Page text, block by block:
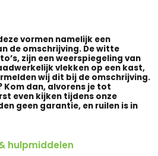
vormen namelijk een
de omschrijving. De witte
zijn een weerspiegeling van
vlekken op een kast,
wij dit bij de omschrijving.
Kom dan, alvorens je tot
even kijken tijdens onze
geen garantie, en ruilen is in
hulpmiddelen